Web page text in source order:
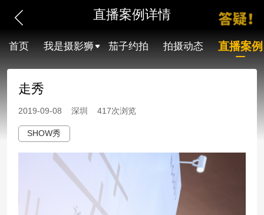
直播案例详情
首页 我是摄影狮 茄子约拍 拍摄动态 直播案例
走秀
2019-09-08 深圳 417次浏览
SHOW秀